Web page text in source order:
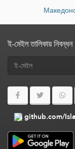
ই-মেইল তালিকায় নিবন্ধন
github.com/